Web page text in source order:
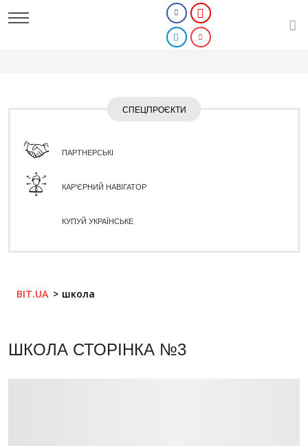
СПЕЦПРОЄКТИ
ПАРТНЕРСЬКІ
КАР'ЄРНИЙ НАВІГАТОР
КУПУЙ УКРАЇНСЬКЕ
BIT.UA школа
ШКОЛА СТОРІНКА №3